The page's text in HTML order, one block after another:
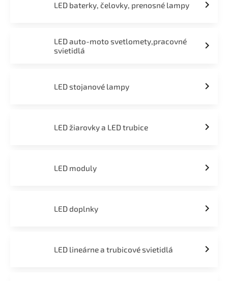
LED baterky, čelovky, prenosné lampy
LED auto-moto svetlomety,pracovné
svietidlá
LED stojanové lampy
LED žiarovky a LED trubice
LED moduly
LED doplnky
LED lineárne a trubicové svietidlá